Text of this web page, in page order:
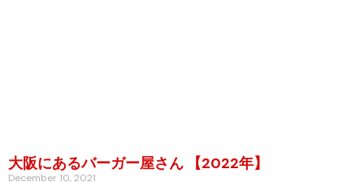
大阪にあるバーガー屋さん 【2022年】
December 10, 2021